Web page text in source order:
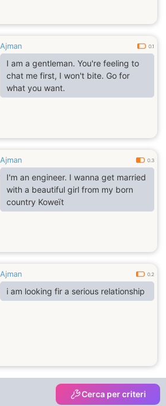
Ajman 0.1
I am a gentleman. You're feeling to
chat me first, I won't bite. Go for
what you want.
Ajman 0.3
I'm an engineer. I wanna get married
with a beautiful girl from my born
country Koweït
Ajman 0.2
i am looking fir a serious relationship
Cerca per criteri